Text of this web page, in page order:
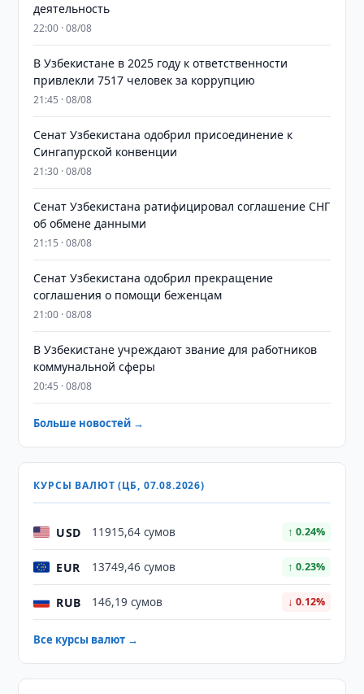
деятельность
22:00 · 08/08
В Узбекистане в 2025 году к ответственности
привлекли 7517 человек за коррупцию
21:45 · 08/08
Сенат Узбекистана одобрил присоединение к
Сингапурской конвенции
21:30 · 08/08
Сенат Узбекистана ратифицировал соглашение СНГ
об обмене данными
21:15 · 08/08
Сенат Узбекистана одобрил прекращение
соглашения о помощи беженцам
21:00 · 08/08
В Узбекистане учреждают звание для работников
коммунальной сферы
20:45 · 08/08
Больше новостей →
КУРСЫ ВАЛЮТ (ЦБ, 07.08.2026)
USD 11915,64 сумов ↑ 0.24%
EUR 13749,46 сумов ↑ 0.23%
RUB 146,19 сумов ↓ 0.12%
Все курсы валют →